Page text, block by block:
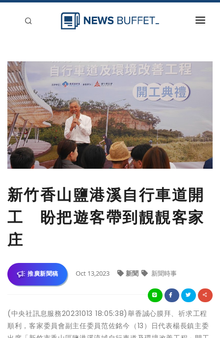
新聞稿分類
刊登
新竹香山鹽港溪自行車道開
工 盼把遊客帶到靚靚客家
庄
推廣新聞稿 Oct 13,2023 新聞 新聞時事
(中央社訊息服務20231013 18:05:38)舉香誠心膜拜、祈求工程
順利，客家委員會副主任委員范佐銘今（13）日代表楊長鎮主委